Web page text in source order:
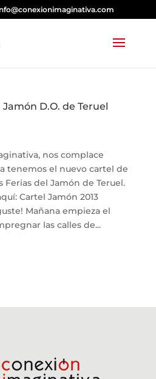
Jamón D.O. de Teruel
nos complace
tenemos el nuevo cartel de
Ferias del Jamón de Teruel.
Cartel Jamón 2013
Mañana empieza el
las calles de...